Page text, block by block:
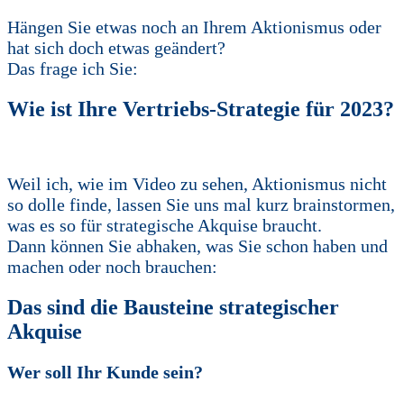
Hängen Sie etwas noch an Ihrem Aktionismus oder
hat sich doch etwas geändert?
Das frage ich Sie:
Wie ist Ihre Vertriebs-Strategie für 2023?
Weil ich, wie im Video zu sehen, Aktionismus nicht
so dolle finde, lassen Sie uns mal kurz brainstormen,
was es so für strategische Akquise braucht.
Dann können Sie abhaken, was Sie schon haben und
machen oder noch brauchen:
Das sind die Bausteine strategischer
Akquise
Wer soll Ihr Kunde sein?